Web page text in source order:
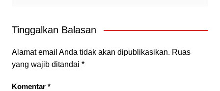
Tinggalkan Balasan
Alamat email Anda tidak akan dipublikasikan. Ruas
yang wajib ditandai *
Komentar *